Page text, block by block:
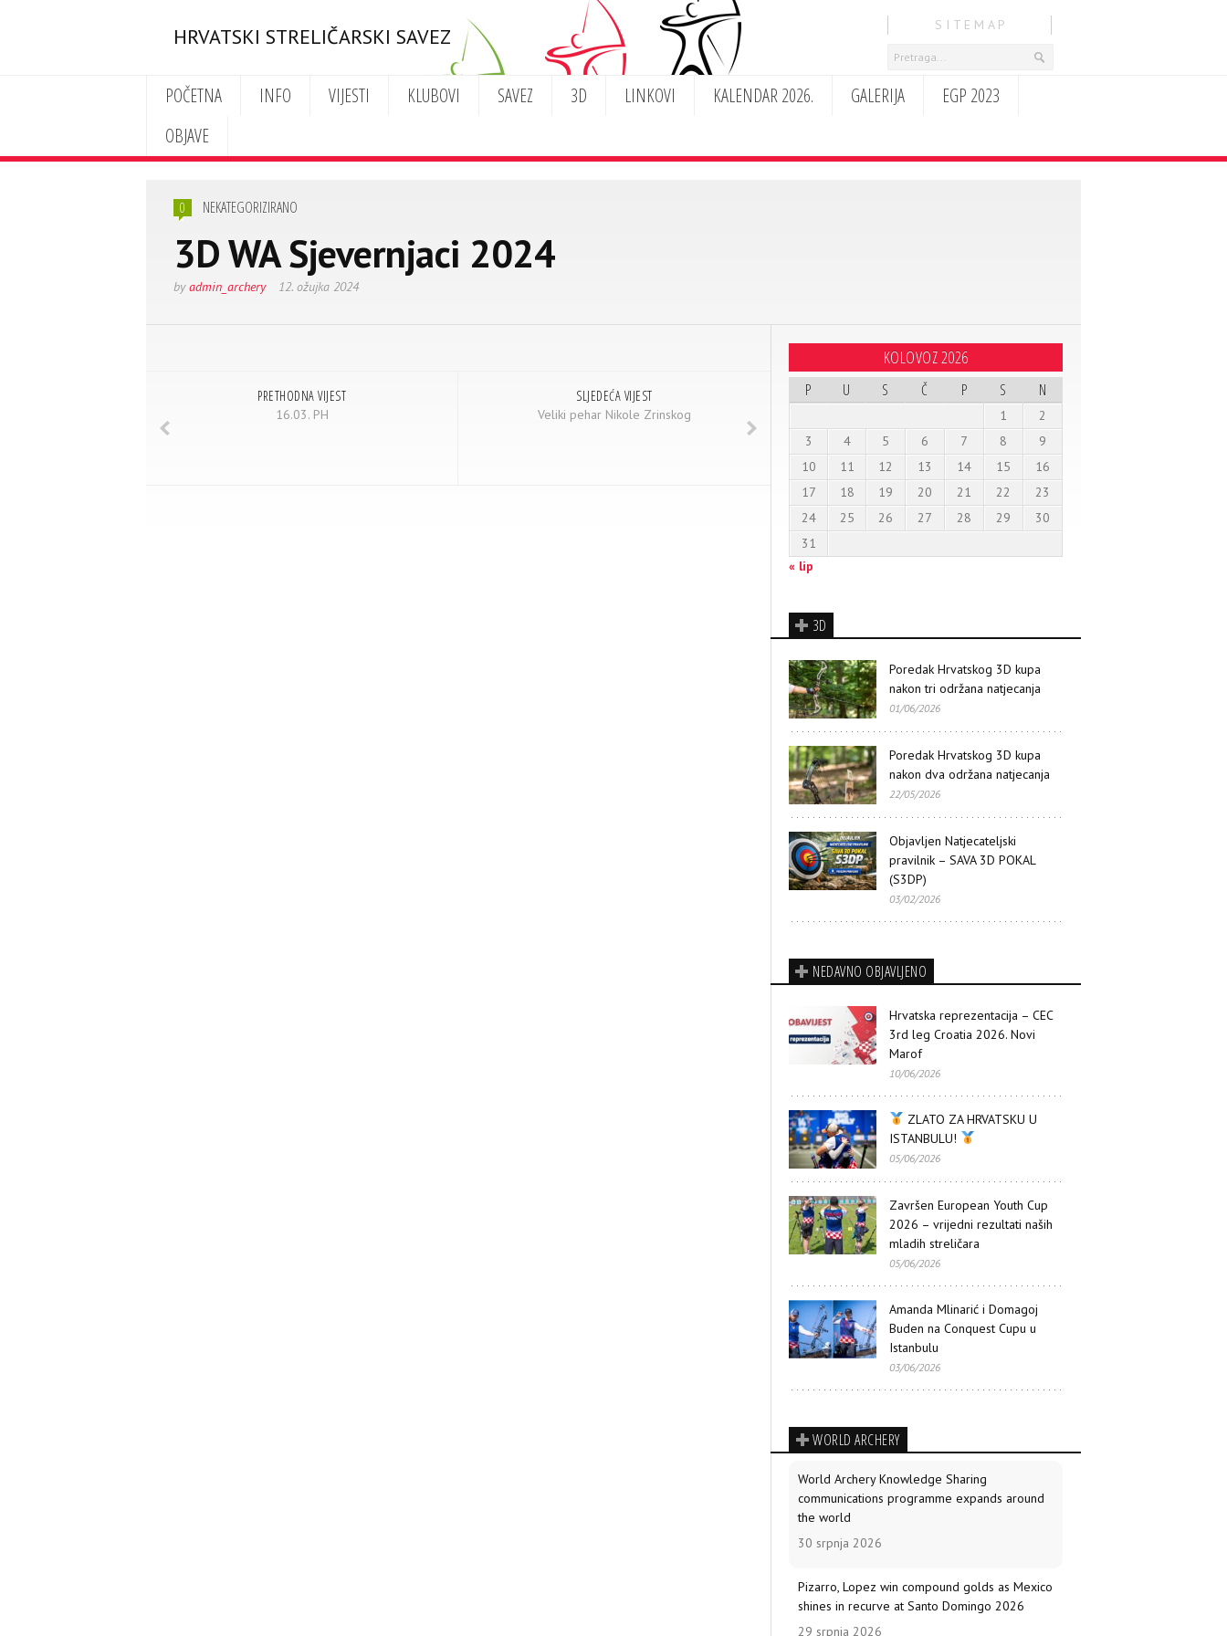
HRVATSKI STRELIČARSKI SAVEZ S I T E M A P
POČETNA INFO VIJESTI KLUBOVI SAVEZ 3D LINKOVI KALENDAR 2026. GALERIJA
EGP 2023
OBJAVE
0 NEKATEGORIZIRANO
3D WA Sjevernjaci 2024
byadmin_archery 12. ožujka 2024
PRETHODNA VIJEST
16.03. PH
SLJEDEĆA VIJEST
Veliki pehar Nikole Zrinskog
KOLOVOZ 2026
P U S Č P S N
1
2
3
4 5 6 7 8
9
10
11 12 13 14 15
16
17
18 19 20 21 22
23
24
25 26 27 28 29
30
31
« lip
3D
Poredak Hrvatskog 3D kupa
nakon tri održana natjecanja
01/06/2026
Poredak Hrvatskog 3D kupa
nakon dva održana natjecanja
22/05/2026
Objavljen Natjecateljski
pravilnik – SAVA 3D POKAL
(S3DP)
03/02/2026
NEDAVNO OBJAVLJENO
Hrvatska reprezentacija – CEC
3rd leg Croatia 2026. Novi
Marof
10/06/2026
ZLATO ZA HRVATSKU U
ISTANBULU!
05/06/2026
Završen European Youth Cup
2026 – vrijedni rezultati naših
mladih streličara
05/06/2026
Amanda Mlinarić i Domagoj
Buden na Conquest Cupu u
Istanbulu
03/06/2026
WORLD ARCHERY
World Archery Knowledge Sharing
communications programme expands around
the world
30 srpnja 2026
Pizarro, Lopez win compound golds as Mexico
shines in recurve at Santo Domingo 2026
29 srpnja 2026